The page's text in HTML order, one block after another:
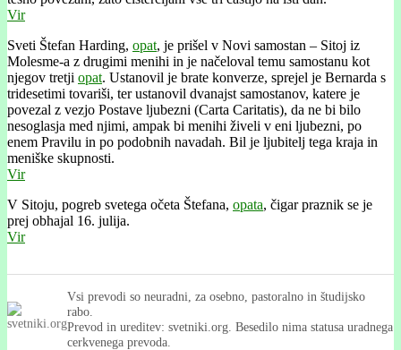
Vir
Sveti Štefan Harding, opat, je prišel v Novi samostan – Sitoj iz
Molesme-a z drugimi menihi in je načeloval temu samostanu kot
njegov tretji opat. Ustanovil je brate konverze, sprejel je Bernarda s
tridesetimi tovariši, ter ustanovil dvanajst samostanov, katere je
povezal z vezjo Postave ljubezni (Carta Caritatis), da ne bi bilo
nesoglasja med njimi, ampak bi menihi živeli v eni ljubezni, po
enem Pravilu in po podobnih navadah. Bil je ljubitelj tega kraja in
meniške skupnosti.
Vir
V Sitoju, pogreb svetega očeta Štefana, opata, čigar praznik se je
prej obhajal 16. julija.
Vir
Vsi prevodi so neuradni, za osebno, pastoralno in študijsko
rabo.
Prevod in ureditev: svetniki.org. Besedilo nima statusa uradnega
cerkvenega prevoda.